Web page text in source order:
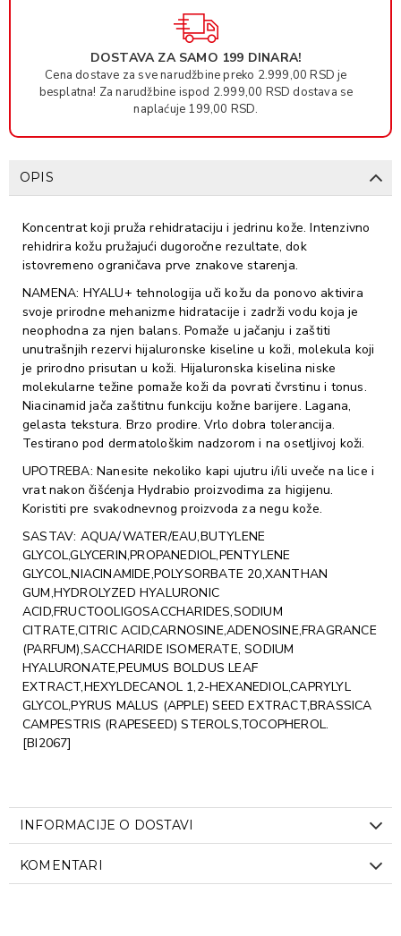
DOSTAVA ZA SAMO 199 DINARA!
Cena dostave za sve narudžbine preko 2.999,00 RSD je
besplatna! Za narudžbine ispod 2.999,00 RSD dostava se
naplaćuje 199,00 RSD.
OPIS
Koncentrat koji pruža rehidrataciju i jedrinu kože. Intenzivno
rehidrira kožu pružajući dugoročne rezultate, dok
istovremeno ograničava prve znakove starenja.
NAMENA: HYALU+ tehnologija uči kožu da ponovo aktivira
svoje prirodne mehanizme hidratacije i zadrži vodu koja je
neophodna za njen balans. Pomaže u jačanju i zaštiti
unutrašnjih rezervi hijaluronske kiseline u koži, molekula koji
je prirodno prisutan u koži. Hijaluronska kiselina niske
molekularne težine pomaže koži da povrati čvrstinu i tonus.
Niacinamid jača zaštitnu funkciju kožne barijere. Lagana,
gelasta tekstura. Brzo prodire. Vrlo dobra tolerancija.
Testirano pod dermatološkim nadzorom i na osetljivoj koži.
UPOTREBA: Nanesite nekoliko kapi ujutru i/ili uveče na lice i
vrat nakon čišćenja Hydrabio proizvodima za higijenu.
Koristiti pre svakodnevnog proizvoda za negu kože.
SASTAV: AQUA/WATER/EAU,BUTYLENE
GLYCOL,GLYCERIN,PROPANEDIOL,PENTYLENE
GLYCOL,NIACINAMIDE,POLYSORBATE 20,XANTHAN
GUM,HYDROLYZED HYALURONIC
ACID,FRUCTOOLIGOSACCHARIDES,SODIUM
CITRATE,CITRIC ACID,CARNOSINE,ADENOSINE,FRAGRANCE
(PARFUM),SACCHARIDE ISOMERATE, SODIUM
HYALURONATE,PEUMUS BOLDUS LEAF
EXTRACT,HEXYLDECANOL 1,2-HEXANEDIOL,CAPRYLYL
GLYCOL,PYRUS MALUS (APPLE) SEED EXTRACT,BRASSICA
CAMPESTRIS (RAPESEED) STEROLS,TOCOPHEROL.
[BI2067]
INFORMACIJE O DOSTAVI
KOMENTARI